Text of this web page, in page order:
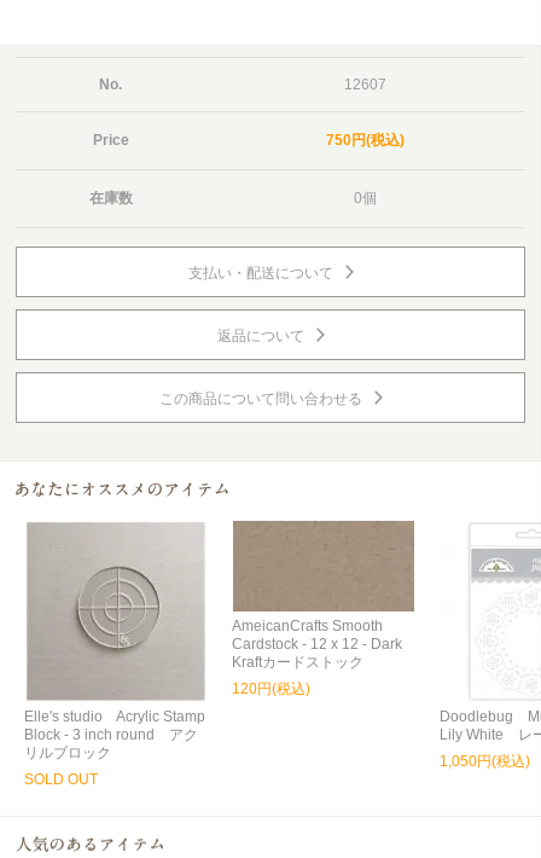
No. 12607
Price 750円(税込)
在庫数 0個
支払い・配送について
返品について
この商品について問い合わせる
Elle's studio Acrylic Stamp
Block - 3 inch round アク
リルブロック
SOLD OUT
AmeicanCrafts Smooth
Cardstock - 12 x 12 - Dark
Kraftカードストック
120円(税込)
Doodlebug
Lily White レ
1,050円(税込)